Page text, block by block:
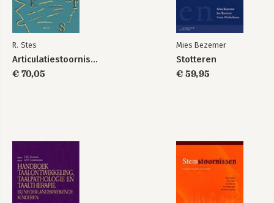
R. Stes
Articulatiestoornissen
€ 70,05
Mies Bezemer
Stotteren
€ 59,95